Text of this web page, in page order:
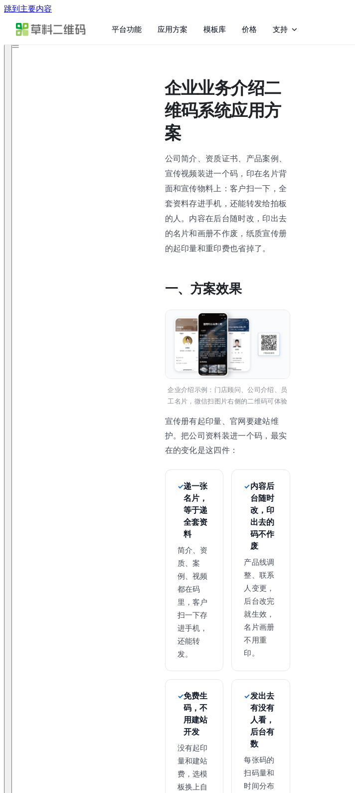
跳到主要内容
平台功能 应用方案 模板库 价格 支持
企业业务介绍二
维码系统应用方
案
公司简介、资质证书、产品案例、
宣传视频装进一个码，印在名片背
面和宣传物料上：客户扫一下，全
套资料存进手机，还能转发给拍板
的人。内容在后台随时改，印出去
的名片和画册不作废，纸质宣传册
的起印量和重印费也省掉了。
一、方案效果
企业介绍示例：门店顾问、公司介绍、员
工名片，微信扫图片右侧的二维码可体验
宣传册有起印量、官网要建站维
护。把公司资料装进一个码，最实
在的变化是这四件：
递一张
名片，
等于递
全套资
料
简介、资
质、案
例、视频
都在码
里，客户
扫一下存
进手机，
还能转
发。
内容后
台随时
改，印
出去的
码不作
废
产品线调
整、联系
人变更，
后台改完
就生效，
名片画册
不用重
印。
免费生
码，不
用建站
开发
没有起印
量和建站
费，选模
板换上自
发出去
有没有
人看，
后台有
数
每张码的
扫码量和
时间分布